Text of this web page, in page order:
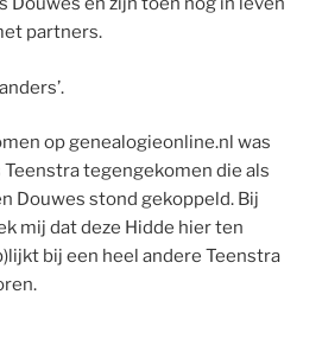
partners.
op genealogieonline.nl was
Teenstra tegengekomen die als
Douwes stond gekoppeld. Bij
mij dat deze Hidde hier ten
bij een heel andere Teenstra